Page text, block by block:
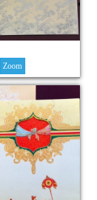
Zoom